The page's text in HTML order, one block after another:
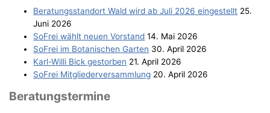
Bera­tungs­stand­ort Wald wird ab Juli 2026 eingestellt 25.
Juni 2026
SoFrei wählt neu­en Vorstand 14. Mai 2026
SoFrei im Bota­ni­schen Garten 30. April 2026
Karl-Wil­li Bick gestorben 21. April 2026
SoFrei Mit­glie­der­ver­samm­lung 20. April 2026
Bera­tungs­ter­mi­ne